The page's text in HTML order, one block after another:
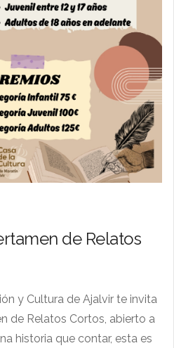
de Relatos
y Cultura de Ajalvir te invita
de Relatos Cortos, abierto a
historia que contar, esta es